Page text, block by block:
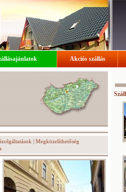
Akciós szállás
| Megközelíthetőség